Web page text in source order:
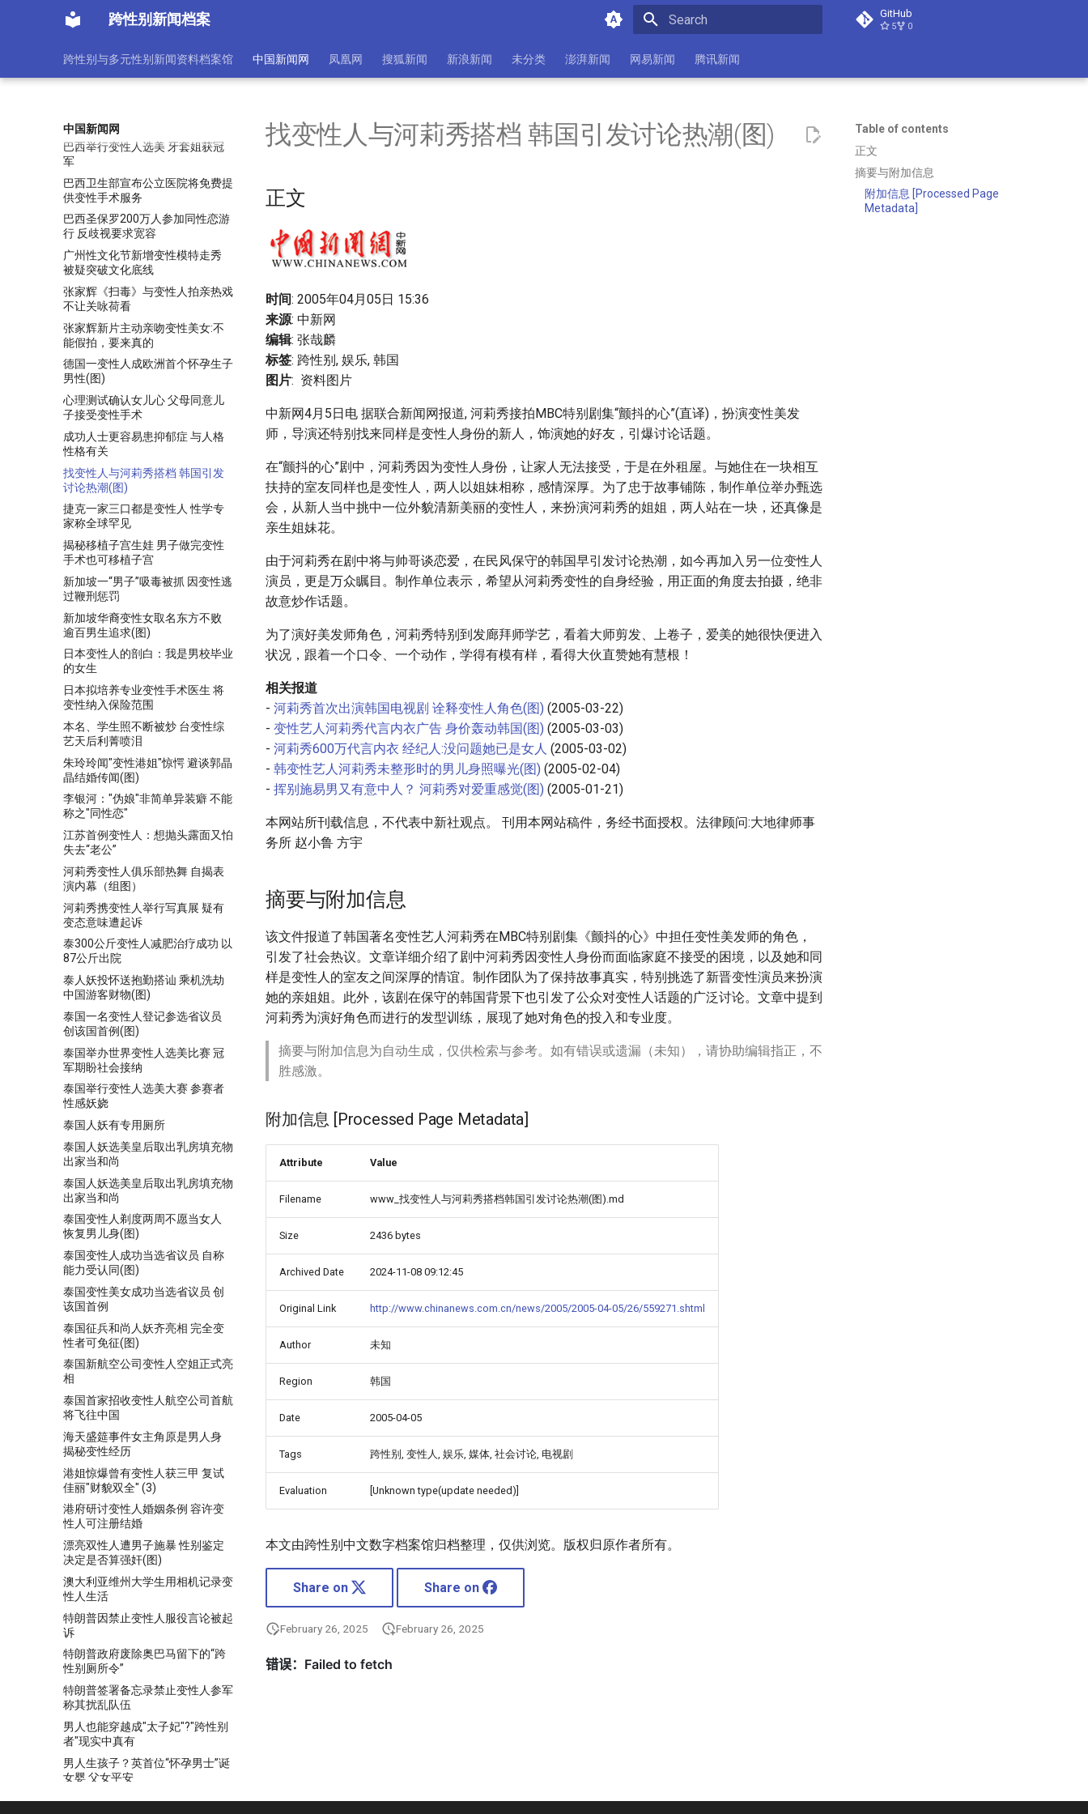
跨性别新闻档案 GitHub
5 0
跨性别与多元性别新闻资料档案馆 中国新闻网 凤凰网 搜狐新闻 新浪新闻 未分类 澎湃新闻 网易新闻 腾讯新闻
中国新闻网
性人等受益
巴基斯坦变性人的生存悲歌
巴西举行变性人选美 众佳丽争艳
秀性感身材
巴西举行变性人选美 牙套姐获冠
军
巴西卫生部宣布公立医院将免费提
供变性手术服务
巴西圣保罗200万人参加同性恋游
行 反歧视要求宽容
广州性文化节新增变性模特走秀
被疑突破文化底线
张家辉《扫毒》与变性人拍亲热戏
不让关咏荷看
张家辉新片主动亲吻变性美女:不
能假拍，要来真的
德国一变性人成欧洲首个怀孕生子
男性(图)
心理测试确认女儿心 父母同意儿
子接受变性手术
成功人士更容易患抑郁症 与人格
性格有关
找变性人与河莉秀搭档 韩国引发
讨论热潮(图)
捷克一家三口都是变性人 性学专
家称全球罕见
揭秘移植子宫生娃 男子做完变性
手术也可移植子宫
新加坡一“男子”吸毒被抓 因变性逃
过鞭刑惩罚
新加坡华裔变性女取名东方不败
逾百男生追求(图)
日本变性人的剖白：我是男校毕业
的女生
日本拟培养专业变性手术医生 将
变性纳入保险范围
本名、学生照不断被炒 台变性综
艺天后利菁喷泪
朱玲玲闻"变性港姐"惊愕 避谈郭晶
晶结婚传闻(图)
李银河："伪娘"非简单异装癖 不能
称之"同性恋"
江苏首例变性人：想抛头露面又怕
失去“老公”
河莉秀变性人俱乐部热舞 自揭表
演内幕（组图）
河莉秀携变性人举行写真展 疑有
变态意味遭起诉
泰300公斤变性人减肥治疗成功 以
87公斤出院
泰人妖投怀送抱勤搭讪 乘机洗劫
中国游客财物(图)
泰国一名变性人登记参选省议员
创该国首例(图)
泰国举办世界变性人选美比赛 冠
军期盼社会接纳
泰国举行变性人选美大赛 参赛者
性感妖娆
泰国人妖有专用厕所
泰国人妖选美皇后取出乳房填充物
出家当和尚
泰国人妖选美皇后取出乳房填充物
出家当和尚
泰国变性人剃度两周不愿当女人
恢复男儿身(图)
泰国变性人成功当选省议员 自称
能力受认同(图)
泰国变性美女成功当选省议员 创
该国首例
泰国征兵和尚人妖齐亮相 完全变
性者可免征(图)
泰国新航空公司变性人空姐正式亮
相
泰国首家招收变性人航空公司首航
将飞往中国
海天盛筵事件女主角原是男人身
揭秘变性经历
港姐惊爆曾有变性人获三甲 复试
佳丽"财貌双全" (3)
港府研讨变性人婚姻条例 容许变
性人可注册结婚
漂亮双性人遭男子施暴 性别鉴定
决定是否算强奸(图)
澳大利亚维州大学生用相机记录变
性人生活
特朗普因禁止变性人服役言论被起
诉
特朗普政府废除奥巴马留下的“跨
性别厕所令”
特朗普签署备忘录禁止变性人参军
称其扰乱队伍
男人也能穿越成"太子妃"?"跨性别
者"现实中真有
男人生孩子？英首位“怀孕男士”诞
女婴 父女平安
男孩娘娘腔女孩假小子 当今性别
Table of contents
正文
摘要与附加信息
附加信息 [Processed Page
Metadata]
找变性人与河莉秀搭档 韩国引发讨论热潮(图)
正文
时间: 2005年04月05日 15:36
来源: 中新网
编辑: 张哉麟
标签: 跨性别, 娱乐, 韩国
图片: 资料图片
中新网4月5日电 据联合新闻网报道, 河莉秀接拍MBC特别剧集“颤抖的心”(直译)，扮演变性美发
师，导演还特别找来同样是变性人身份的新人，饰演她的好友，引爆讨论话题。
在“颤抖的心”剧中，河莉秀因为变性人身份，让家人无法接受，于是在外租屋。与她住在一块相互
扶持的室友同样也是变性人，两人以姐妹相称，感情深厚。为了忠于故事铺陈，制作单位举办甄选
会，从新人当中挑中一位外貌清新美丽的变性人，来扮演河莉秀的姐姐，两人站在一块，还真像是
亲生姐妹花。
由于河莉秀在剧中将与帅哥谈恋爱，在民风保守的韩国早引发讨论热潮，如今再加入另一位变性人
演员，更是万众瞩目。制作单位表示，希望从河莉秀变性的自身经验，用正面的角度去拍摄，绝非
故意炒作话题。
为了演好美发师角色，河莉秀特别到发廊拜师学艺，看着大师剪发、上卷子，爱美的她很快便进入
状况，跟着一个口令、一个动作，学得有模有样，看得大伙直赞她有慧根！
相关报道
- 河莉秀首次出演韩国电视剧 诠释变性人角色(图) (2005-03-22)
- 变性艺人河莉秀代言内衣广告 身价轰动韩国(图) (2005-03-03)
- 河莉秀600万代言内衣 经纪人:没问题她已是女人 (2005-03-02)
- 韩变性艺人河莉秀未整形时的男儿身照曝光(图) (2005-02-04)
- 挥别施易男又有意中人？ 河莉秀对爱重感觉(图) (2005-01-21)
本网站所刊载信息，不代表中新社观点。 刊用本网站稿件，务经书面授权。法律顾问:大地律师事
务所 赵小鲁 方宇
摘要与附加信息
该文件报道了韩国著名变性艺人河莉秀在MBC特别剧集《颤抖的心》中担任变性美发师的角色，
引发了社会热议。文章详细介绍了剧中河莉秀因变性人身份而面临家庭不接受的困境，以及她和同
样是变性人的室友之间深厚的情谊。制作团队为了保持故事真实，特别挑选了新晋变性演员来扮演
她的亲姐姐。此外，该剧在保守的韩国背景下也引发了公众对变性人话题的广泛讨论。文章中提到
河莉秀为演好角色而进行的发型训练，展现了她对角色的投入和专业度。
摘要与附加信息为自动生成，仅供检索与参考。如有错误或遗漏（未知），请协助编辑指正，不
胜感激。
附加信息 [Processed Page Metadata]
Attribute Value
Filename www_找变性人与河莉秀搭档韩国引发讨论热潮(图).md
Size 2436 bytes
Archived Date 2024-11-08 09:12:45
Original Link http://www.chinanews.com.cn/news/2005/2005-04-05/26/559271.shtml
Author 未知
Region 韩国
Date 2005-04-05
Tags 跨性别, 变性人, 娱乐, 媒体, 社会讨论, 电视剧
Evaluation [Unknown type(update needed)]
本文由跨性别中文数字档案馆归档整理，仅供浏览。版权归原作者所有。
Share on Share on
February 26, 2025 February 26, 2025